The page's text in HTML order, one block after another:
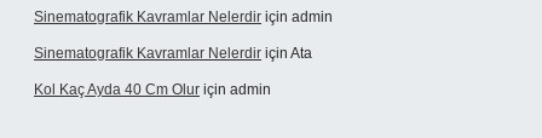
Sinematografik Kavramlar Nelerdir için admin
Sinematografik Kavramlar Nelerdir için Ata
Kol Kaç Ayda 40 Cm Olur için admin